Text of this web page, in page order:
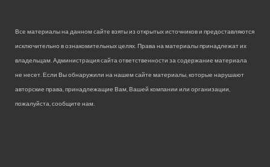
Все материалы на данном сайте взяты из открытых источников и предоставляются
исключительно в ознакомительных целях. Права на материалы принадлежат их
владельцам. Администрация сайта ответственности за содержание материала
не несет. Если Вы обнаружили на нашем сайте материалы, которые нарушают
авторские права, принадлежащие Вам, Вашей компании или организации,
пожалуйста, сообщите нам.